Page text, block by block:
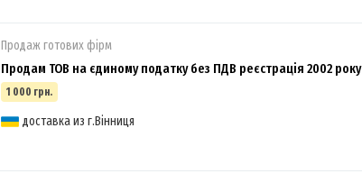
Продаж готових фірм
Продам ТОВ на єдиному податку без ПДВ реєстрація 2002 року
1 000 грн.
доставка из г.Вінниця